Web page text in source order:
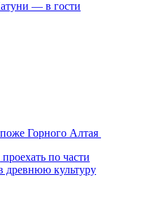
Горного Алтая
по части
древнюю культуру